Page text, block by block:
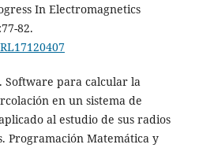
In Electromagnetics
82.
Software para calcular la
en un sistema de
al estudio de sus radios
Programación Matemática y